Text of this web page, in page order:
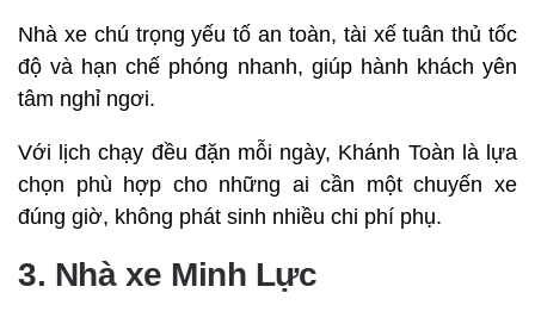
Nhà xe chú trọng yếu tố an toàn, tài xế tuân thủ tốc
độ và hạn chế phóng nhanh, giúp hành khách yên
tâm nghỉ ngơi.
Với lịch chạy đều đặn mỗi ngày, Khánh Toàn là lựa
chọn phù hợp cho những ai cần một chuyến xe
đúng giờ, không phát sinh nhiều chi phí phụ.
3. Nhà xe Minh Lực